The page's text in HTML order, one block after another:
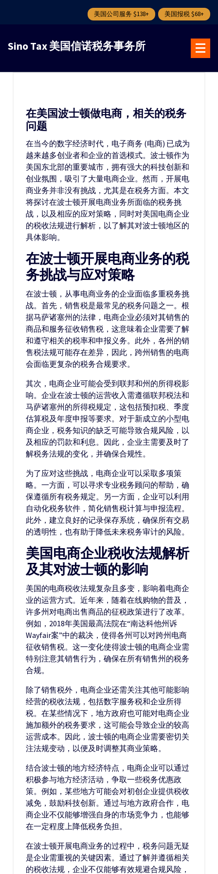
美国公司服务 $138+ 美国报税 $68+
Sino Tax 美国信诺税务事务所
在美国波士顿做电商，相关的税务
问题
在当今的数字经济时代，电子商务 (电商) 已成为
越来越多创业者和企业的首选模式。波士顿作为
美国东北部的重要城市，拥有强大的科技创新和
创业氛围，吸引了大量电商企业。然而，开展电
商业务并非没有挑战，尤其是在税务方面。本文
将探讨在波士顿开展电商业务所面临的税务挑
战，以及相应的应对策略，同时对美国电商企业
的税收法规进行解析，以了解其对波士顿地区的
具体影响。
在波士顿开展电商业务的税
务挑战与应对策略
在波士顿，从事电商业务的企业面临多重税务挑
战。首先，销售税是最常见的税务问题之一。根
据马萨诸塞州的法律，电商企业必须对其销售的
商品和服务征收销售税，这意味着企业需要了解
和遵守相关的税率和申报义务。此外，各州的销
售税法规可能存在差异，因此，跨州销售的电商
会面临更复杂的税务合规要求。
其次，电商企业可能会受到联邦和州的所得税影
响。企业在波士顿的运营收入需遵循联邦税法和
马萨诸塞州的所得税规定，这包括预扣税、季度
估算税及年度申报等要求。对于新成立的小型电
商企业，税务知识的缺乏可能导致合规风险，以
及相应的罚款和利息。因此，企业主需要及时了
解税务法规的变化，并确保合规性。
为了应对这些挑战，电商企业可以采取多项策
略。一方面，可以寻求专业税务顾问的帮助，确
保遵循所有税务规定。另一方面，企业可以利用
自动化税务软件，简化销售税计算与申报流程。
此外，建立良好的记录保存系统，确保所有交易
的透明性，也有助于降低未来税务审计的风险。
美国电商企业税收法规解析
及其对波士顿的影响
美国的电商税收法规复杂且多变，影响着电商企
业的运营方式。近年来，随着在线购物的普及，
许多州对电商出售商品的征税政策进行了改革。
例如，2018年美国最高法院在“南达科他州诉
Wayfair案”中的裁决，使得各州可以对跨州电商
征收销售税。这一变化使得波士顿的电商企业需
特别注意其销售行为，确保在所有销售州的税务
合规。
除了销售税外，电商企业还需关注其他可能影响
经营的税收法规，包括数字服务税和企业所得
税。在某些情况下，地方政府也可能对电商企业
施加额外的税务要求，这可能会导致企业的较高
运营成本。因此，波士顿的电商企业需要密切关
注法规变动，以便及时调整其商业策略。
结合波士顿的地方经济特点，电商企业可以通过
积极参与地方经济活动，争取一些税务优惠政
策。例如，某些地方可能会对初创企业提供税收
减免，鼓励科技创新。通过与地方政府合作，电
商企业不仅能够增强自身的市场竞争力，也能够
在一定程度上降低税务负担。
在波士顿开展电商业务的过程中，税务问题无疑
是企业需重视的关键因素。通过了解并遵循相关
的税收法规，企业不仅能够有效规避合规风险，